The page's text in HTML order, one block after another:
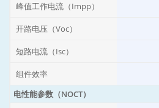
峰值工作电流（Impp）
开路电压（Voc）
短路电流（Isc）
组件效率
电性能参数（NOCT）